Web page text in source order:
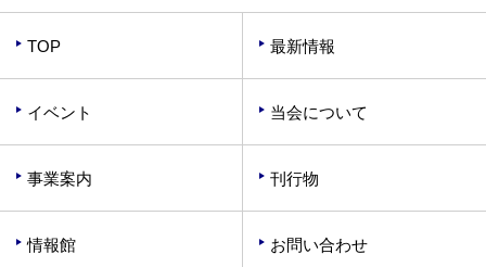
TOP 最新情報
イベント 当会について
事業案内 刊行物
情報館 お問い合わせ